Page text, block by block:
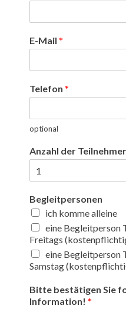
E-Mail *
Telefon *
optional
Anzahl der Teilnehmer
Begleitpersonen
ich komme alleine
eine Begleitperson
Freitags
eine Begleitperson
Samstag
Bitte bestätigen Sie
Information! *